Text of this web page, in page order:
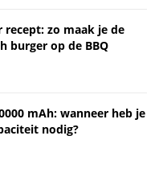
recept: zo maak je de
burger op de BBQ
mAh: wanneer heb je
nodig?